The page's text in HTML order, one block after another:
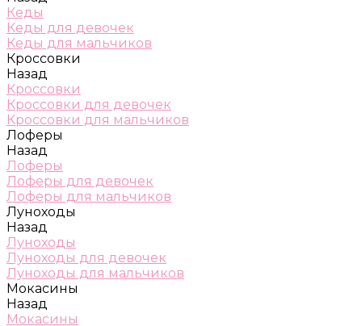
Кеды
Кеды для девочек
Кеды для мальчиков
Кроссовки
Назад
Кроссовки
Кроссовки для девочек
Кроссовки для мальчиков
Лоферы
Назад
Лоферы
Лоферы для девочек
Лоферы для мальчиков
Луноходы
Назад
Луноходы
Луноходы для девочек
Луноходы для мальчиков
Мокасины
Назад
Мокасины